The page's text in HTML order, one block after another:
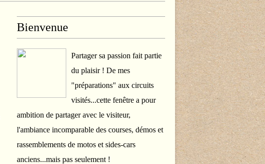
Bienvenue
Partager sa passion fait partie
du plaisir ! De mes
"préparations" aux circuits
visités...cette fenêtre a pour
ambition de partager avec le visiteur,
l'ambiance incomparable des courses, démos et
rassemblements de motos et sides-cars
anciens...mais pas seulement !